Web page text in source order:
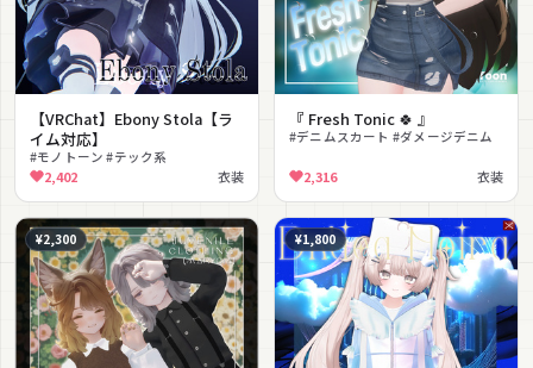
【VRChat】Ebony Stola【ラ
イム対応】
#モノトーン #テック系
2,402 衣装
『 Fresh Tonic 🍀 』
#デニムスカート #ダメージデニム
2,316 衣装
¥2,300 ¥1,800